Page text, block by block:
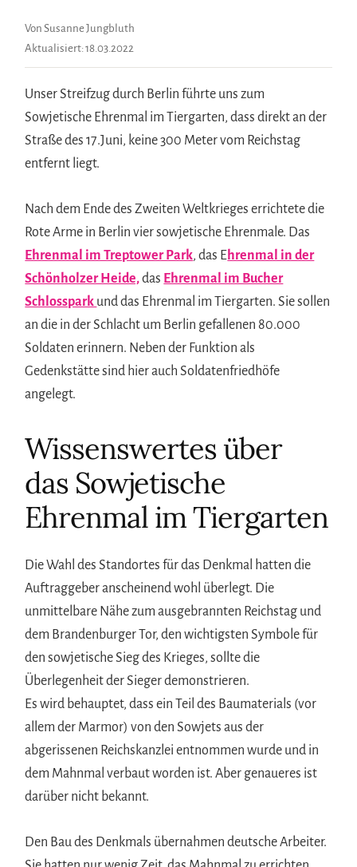
Von Susanne Jungbluth
Aktualisiert:18.03.2022
Unser Streifzug durch Berlin führte uns zum
Sowjetische Ehrenmal im Tiergarten, dass direkt an der
Straße des 17.Juni, keine 300 Meter vom Reichstag
entfernt liegt.
Nach dem Ende des Zweiten Weltkrieges errichtete die
Rote Arme in Berlin vier sowjetische Ehrenmale. Das
Ehrenmal im Treptower Park, das Ehrenmal in der
Schönholzer Heide,das Ehrenmal im Bucher
Schlosspark und das Ehrenmal im Tiergarten. Sie sollen
an die in der Schlacht um Berlin gefallenen 80.000
Soldaten erinnern. Neben der Funktion als
Gedenkstätte sind hier auch Soldatenfriedhöfe
angelegt.
Wissenswertes über
das Sowjetische
Ehrenmal im Tiergarten
Die Wahl des Standortes für das Denkmal hatten die
Auftraggeber anscheinend wohl überlegt. Die
unmittelbare Nähe zum ausgebrannten Reichstag und
dem Brandenburger Tor, den wichtigsten Symbole für
den sowjetische Sieg des Krieges, sollte die
Überlegenheit der Sieger demonstrieren.
Es wird behauptet, dass ein Teil des Baumaterials (vor
allem der Marmor) von den Sowjets aus der
abgerissenen Reichskanzlei entnommen wurde und in
dem Mahnmal verbaut worden ist. Aber genaueres ist
darüber nicht bekannt.
Den Bau des Denkmals übernahmen deutsche Arbeiter.